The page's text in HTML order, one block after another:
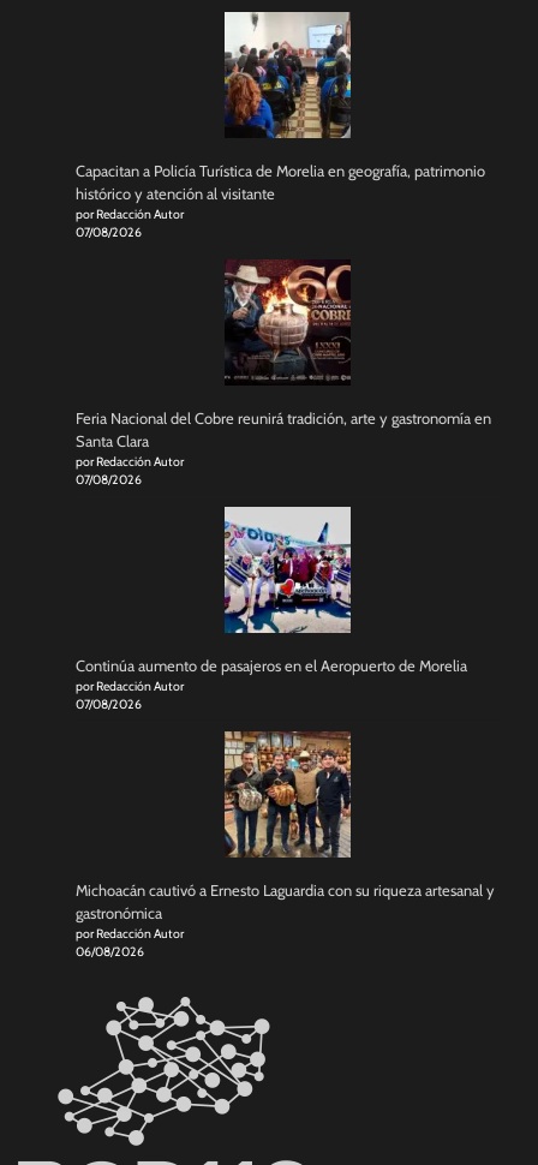
Capacitan a Policía Turística de Morelia en geografía, patrimonio
histórico y atención al visitante
por Redacción Autor
07/08/2026
Feria Nacional del Cobre reunirá tradición, arte y gastronomía en
Santa Clara
por Redacción Autor
07/08/2026
Continúa aumento de pasajeros en el Aeropuerto de Morelia
por Redacción Autor
07/08/2026
Michoacán cautivó a Ernesto Laguardia con su riqueza artesanal y
gastronómica
por Redacción Autor
06/08/2026